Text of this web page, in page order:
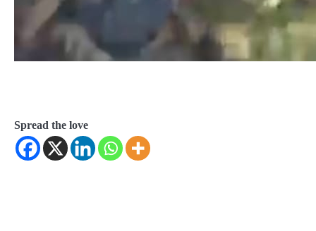
Spread the love